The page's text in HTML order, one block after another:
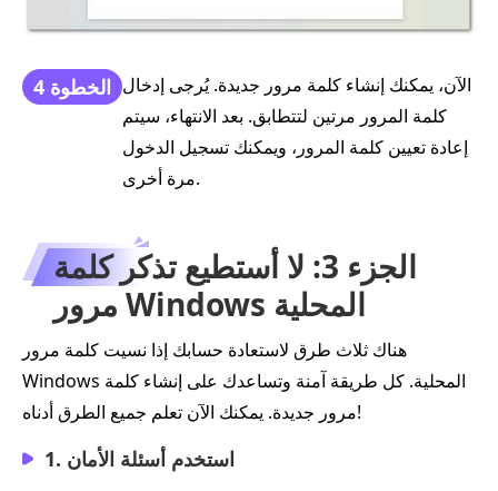
الخطوة 4 الآن، يمكنك إنشاء كلمة مرور جديدة. يُرجى إدخال
كلمة المرور مرتين لتتطابق. بعد الانتهاء، سيتم
إعادة تعيين كلمة المرور، ويمكنك تسجيل الدخول
مرة أخرى.
الجزء 3: لا أستطيع تذكر كلمة
مرور Windows المحلية
هناك ثلاث طرق لاستعادة حسابك إذا نسيت كلمة مرور
Windows المحلية. كل طريقة آمنة وتساعدك على إنشاء كلمة
مرور جديدة. يمكنك الآن تعلم جميع الطرق أدناه!
1. استخدم أسئلة الأمان